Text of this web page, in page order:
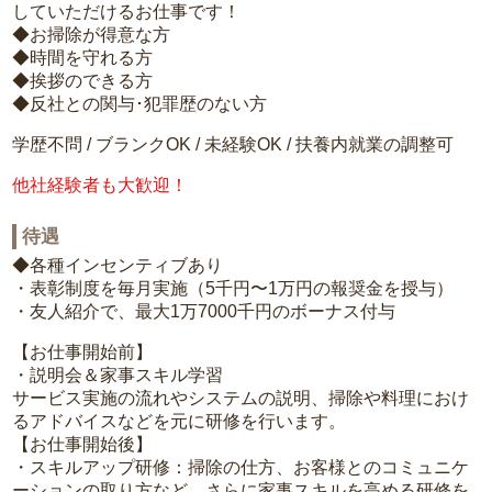
していただけるお仕事です！
◆お掃除が得意な方
◆時間を守れる方
◆挨拶のできる方
◆反社との関与･犯罪歴のない方
学歴不問 / ブランクOK / 未経験OK / 扶養内就業の調整可
他社経験者も大歓迎！
待遇
◆各種インセンティブあり
・表彰制度を毎月実施（5千円〜1万円の報奨金を授与）
・友人紹介で、最大1万7000千円のボーナス付与
【お仕事開始前】
・説明会＆家事スキル学習
サービス実施の流れやシステムの説明、掃除や料理におけ
るアドバイスなどを元に研修を行います。
【お仕事開始後】
・スキルアップ研修：掃除の仕方、お客様とのコミュニケ